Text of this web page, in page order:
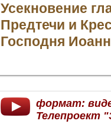
Усекновение
Предтечи и
Господня
формат:
Телепроект